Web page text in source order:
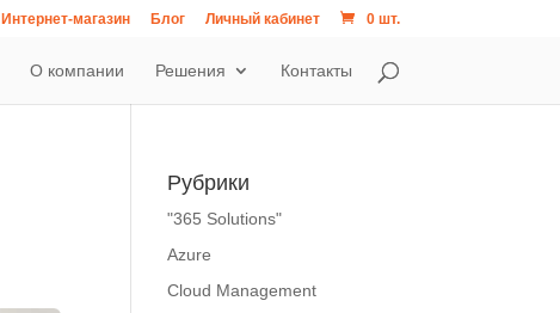
Интернет-магазин Блог Личный кабинет 0 шт.
О компании Решения Контакты
Рубрики
"365 Solutions"
Azure
Cloud Management